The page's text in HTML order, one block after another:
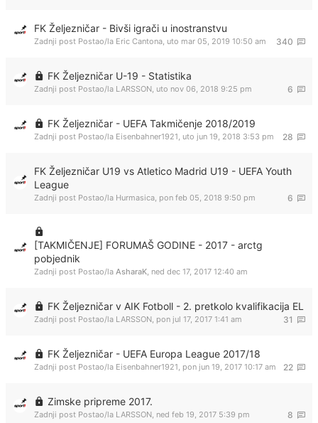
FK Željezničar - Bivši igrači u inostranstvu
340
Zadnji post Postao/la Eric Cantona, uto mar 05, 2019 10:50 am
FK Željezničar U-19 - Statistika
6
Zadnji post Postao/la LARSSON, uto nov 06, 2018 9:25 pm
FK Željezničar - UEFA Takmičenje 2018/2019
28
Zadnji post Postao/la Eisenbahner1921, uto jun 19, 2018 3:53 pm
FK Željezničar U19 vs Atletico Madrid U19 - UEFA Youth
League
6
Zadnji post Postao/la Hurmasica, pon feb 05, 2018 9:50 pm
[TAKMIČENJE] FORUMAŠ GODINE - 2017 - arctg
pobjednik
Zadnji post Postao/la AsharaK, ned dec 17, 2017 12:40 am
FK Željezničar v AIK Fotboll - 2. pretkolo kvalifikacija EL
31
Zadnji post Postao/la LARSSON, pon jul 17, 2017 1:41 am
FK Željezničar - UEFA Europa League 2017/18
22
Zadnji post Postao/la Eisenbahner1921, pon jun 19, 2017 10:17 am
Zimske pripreme 2017.
8
Zadnji post Postao/la LARSSON, ned feb 19, 2017 5:39 pm